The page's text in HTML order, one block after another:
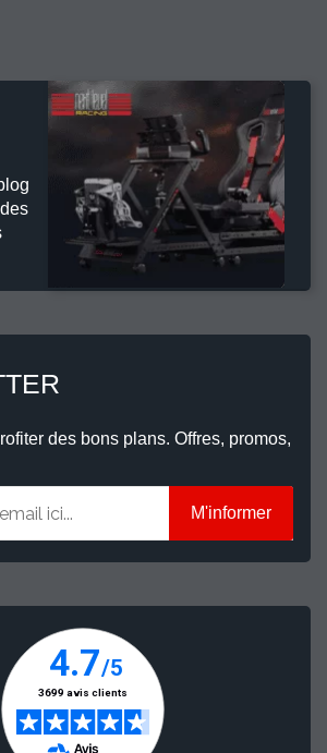
des bons plans. Offres, promos,
M'informer